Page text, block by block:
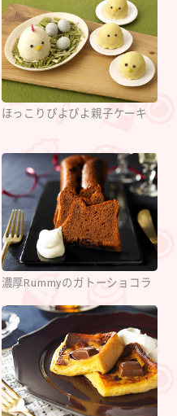
ほっこりぴよぴよ親子ケーキ
濃厚Rummyのガトーショコラ